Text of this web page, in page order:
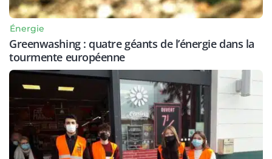
Énergie
Greenwashing : quatre géants de l’énergie dans la
tourmente européenne